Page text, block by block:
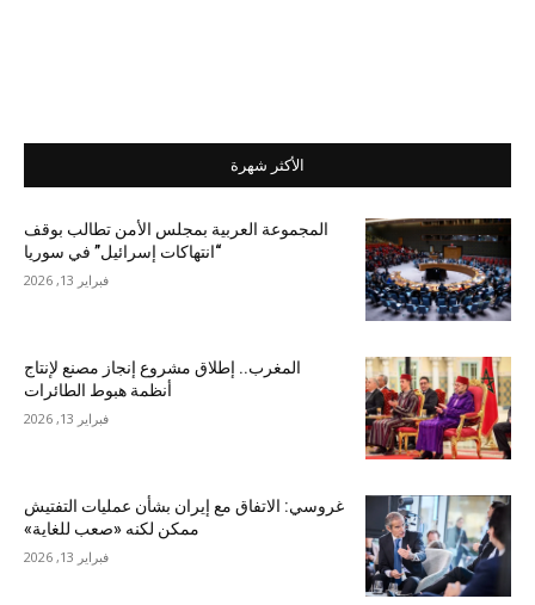
الأكثر شهرة
المجموعة العربية بمجلس الأمن تطالب بوقف
“انتهاكات إسرائيل” في سوريا
فبراير 13, 2026
المغرب.. إطلاق مشروع إنجاز مصنع لإنتاج
أنظمة هبوط الطائرات
فبراير 13, 2026
غروسي: الاتفاق مع إيران بشأن عمليات التفتيش
ممكن لكنه «صعب للغاية»
فبراير 13, 2026